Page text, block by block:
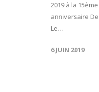
2019 à la
anniversaire
Le…
6 JUIN 2019